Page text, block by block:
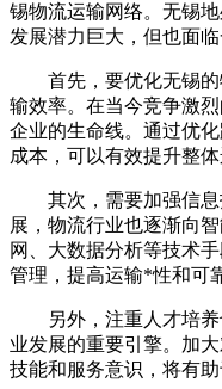
锡物流运输网络。无锡
发展潜力巨大，但也面临
首先，要优化无锡
输效率。在当今竞争激
企业的生命线。通过优
成本，可以有效提升整体
其次，需要加强信
展，物流行业也逐渐向
网、大数据分析等技术
管理，提高运输*性和可
另外，注重人才培
业发展的重要引擎。加
技能和服务意识，将有